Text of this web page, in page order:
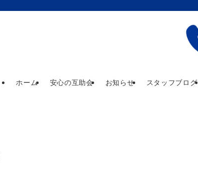
ホーム 安心の互助会 お知らせ スタッフブログ